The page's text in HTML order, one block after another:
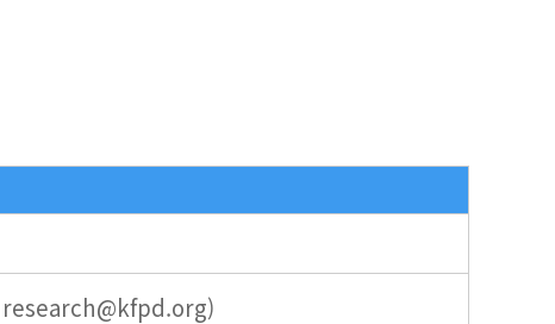
research@kfpd.org)